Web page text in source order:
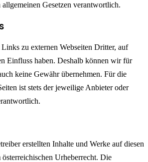
allgemeinen Gesetzen verantwortlich.
zu externen Webseiten Dritter, auf
Einfluss haben. Deshalb können wir für
keine Gewähr übernehmen. Für die
ist stets der jeweilige Anbieter oder
erstellten Inhalte und Werke auf diesen
österreichischen Urheberrecht. Die